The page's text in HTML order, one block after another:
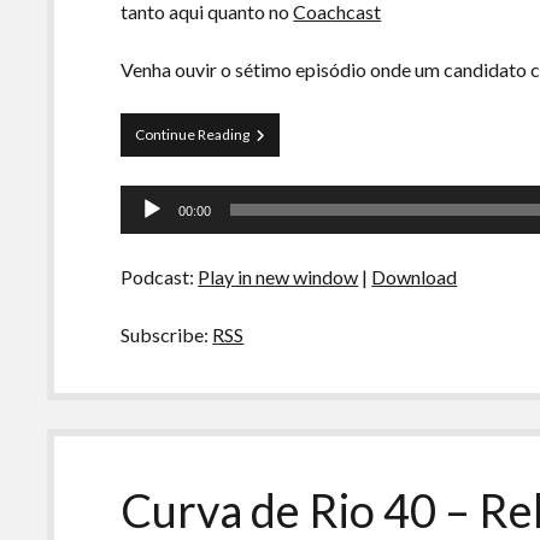
tanto aqui quanto noCoachcast
Venha ouvir o sétimo episódio onde um candidato
Continue ReadingVagas
Abertas
O
Tocador
00:00
Podcast: Play in new window | Download
Subscribe: RSS
Curva de Rio 40 –